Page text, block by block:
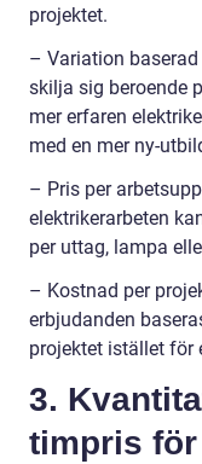
projektet.
– Variation
skilja sig beroende
mer erfaren
med en mer ny-
– Pris per
elektrikerarbeten
per uttag, lampa
– Kostnad per
erbjudanden
projektet istället för
3.
timpris